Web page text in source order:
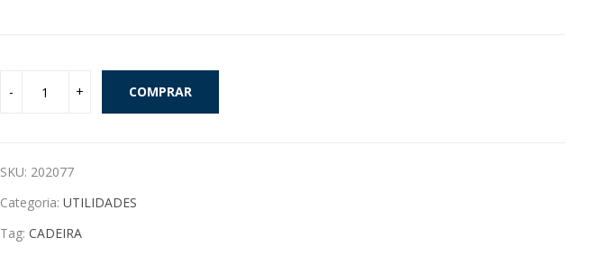
COMPRAR
SKU: 202077
Categoria: UTILIDADES
Tag: CADEIRA